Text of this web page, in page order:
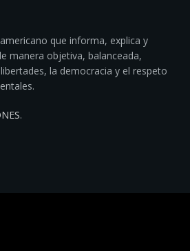
que informa, explica y
manera objetiva, balanceada,
la democracia y el respeto
.